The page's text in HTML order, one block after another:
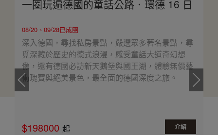
一圈玩遍德國的童話公路．環德 16 日
08/20、09/28已成團
深入德國，尋找私房景點，嚴選眾多著名景點，尋
覓深藏於歷史的德式浪漫，感受童話大道奇幻想
像，還有德國必訪新天鵝堡與國王湖，體驗無價藝
術瑰寶與絕美景色，最全面的德國深度之旅。
$198000 起 介紹